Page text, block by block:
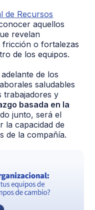
de Recursos
aquellos
revelan
fricción o fortalezas
de los equipos.
de los
saludables
trabajadores y
basada en la
junto, será el
la capacidad de
de la compañía.